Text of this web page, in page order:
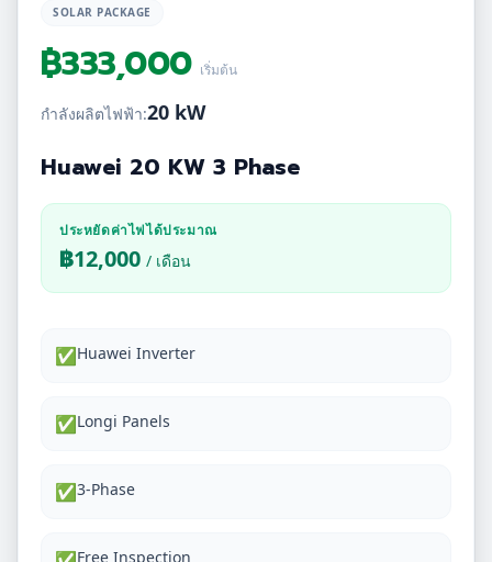
SOLAR PACKAGE
฿333,000 เริ่มต้น
กำลังผลิตไฟฟ้า:20 kW
Huawei 20 KW 3 Phase
ประหยัดค่าไฟได้ประมาณ
฿12,000 / เดือน
✅Huawei Inverter
✅Longi Panels
✅3-Phase
Free Inspection